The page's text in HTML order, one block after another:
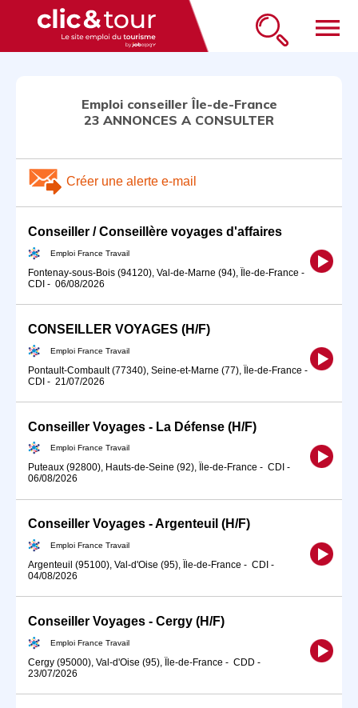
menu
Emploi conseiller Île-de-France
23 ANNONCES A CONSULTER
Créer une alerte e-mail
Conseiller / Conseillère voyages d'affaires
Emploi France Travail
Fontenay-sous-Bois (94120), Val-de-Marne (94), Île-de-France -
CDI - 06/08/2026
CONSEILLER VOYAGES (H/F)
Emploi France Travail
Pontault-Combault (77340), Seine-et-Marne (77), Île-de-France -
CDI - 21/07/2026
Conseiller Voyages - La Défense (H/F)
Emploi France Travail
Puteaux (92800), Hauts-de-Seine (92), Île-de-France - CDI -
06/08/2026
Conseiller Voyages - Argenteuil (H/F)
Emploi France Travail
Argenteuil (95100), Val-d'Oise (95), Île-de-France - CDI -
04/08/2026
Conseiller Voyages - Cergy (H/F)
Emploi France Travail
Cergy (95000), Val-d'Oise (95), Île-de-France - CDD -
23/07/2026